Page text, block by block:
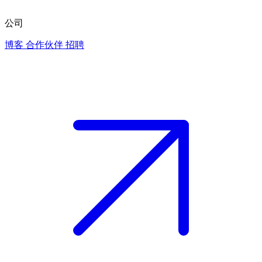
公司
博客 合作伙伴 招聘